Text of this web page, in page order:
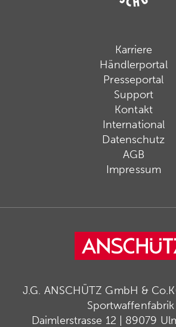
Karriere
Händlerportal
Presseportal
Support
Kontakt
International
Datenschutz
AGB
Impressum
J.G. ANSCHÜTZ GmbH &
Sportwaffenfabrik |
Daimlerstrasse 12 | 89079